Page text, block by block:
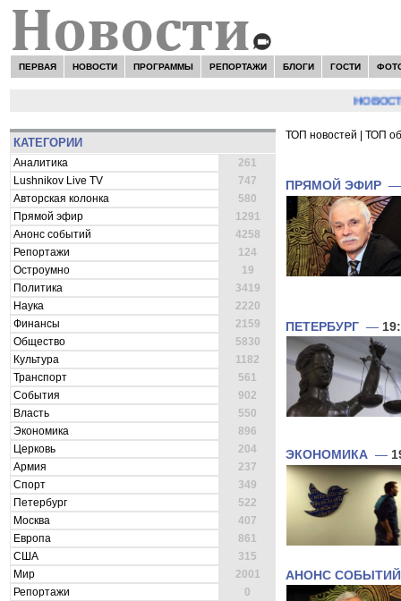
ПЕРВАЯ НОВОСТИ ПРОГРАММЫ РЕПОРТАЖИ БЛОГИ ГОСТИ
НОВОСТИ:
КАТЕГОРИИ
Аналитика
261
Lushnikov Live TV
747
Авторская колонка
580
Прямой эфир
1291
Анонс событий
4258
Репортажи
124
Остроумно
19
Политика
3419
Наука
2220
Финансы
2159
Общество
5830
Культура
1182
Транспорт
561
События
902
Власть
550
Экономика
896
Церковь
204
Армия
237
Спорт
349
Петербург
522
Москва
407
Европа
861
США
315
Мир
2001
Репортажи
0
ТОП новостей ТОП
ПРЯМОЙ ЭФИР
ПЕТЕРБУРГ —
ЭКОНОМИКА —
АНОНС СОБЫТИЙ